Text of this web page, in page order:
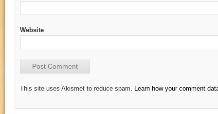
Website
This site uses Akismet to reduce spam. Learn how your comment